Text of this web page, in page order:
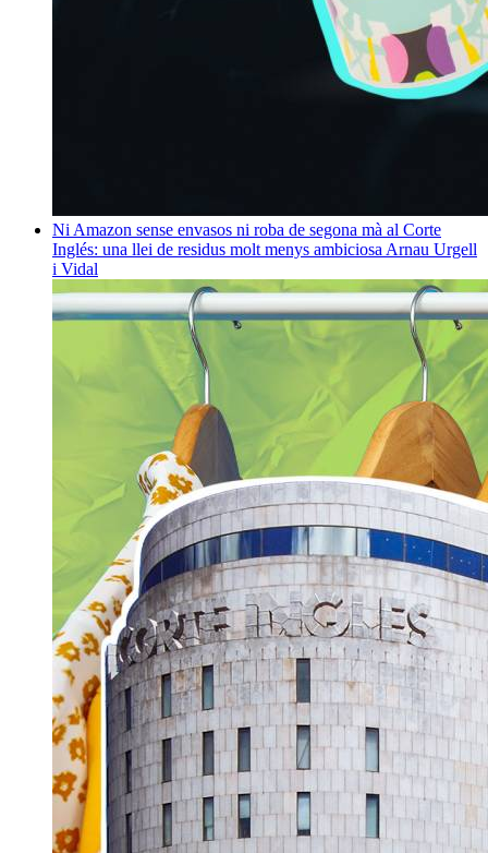
Ni Amazon sense envasos ni roba de segona mà al Corte
Inglés: una llei de residus molt menys ambiciosa Arnau Urgell
i Vidal